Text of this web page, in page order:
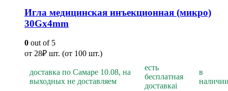
Игла медицинская инъекционная (микро)
30Gх4mm
0 out of 5
от 28₽ шт. (от 100 шт.)
доставка по Самаре 10.08, на
выходных не доставляем
есть
бесплатная
доставкаi
в